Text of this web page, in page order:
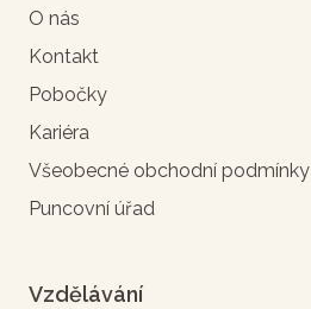
O nás
Kontakt
Pobočky
Kariéra
Všeobecné obchodní podmínky
Puncovní úřad
Vzdělávání